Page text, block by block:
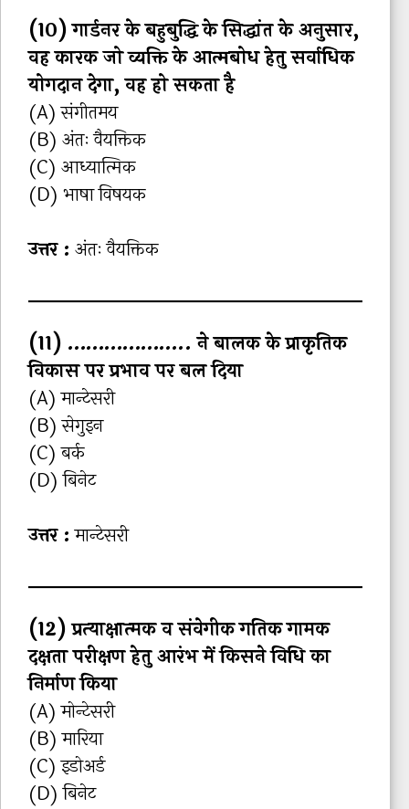
(10) गार्डनर के बहुबुद्धि के सिद्धांत के अनुसार,
वह कारक जो व्यक्ति के आत्मबोध हेतु सर्वाधिक
योगदान देगा, वह हो सकता है
(A) संगीतमय
(B) अंतः वैयक्तिक
(C) आध्यात्मिक
(D) भाषा विषयक
उत्तर : अंतः वैयक्तिक
(11) ……………….. ने बालक के प्राकृतिक
विकास पर प्रभाव पर बल दिया
(A) मान्‍टेसरी
(B) सेगुइन
(C) बर्क
(D) बिनेट
उत्तर :मान्‍टेसरी
(12) प्रत्‍याक्षात्‍मक व संवेगीक ग‍तिक गामक
दक्षता परीक्षण हेतु आरंभ में किसने विधि का
निर्माण किया
(A) मोन्टेसरी
(B) मारिया
(C) इडोअर्ड
(D) बिनेट